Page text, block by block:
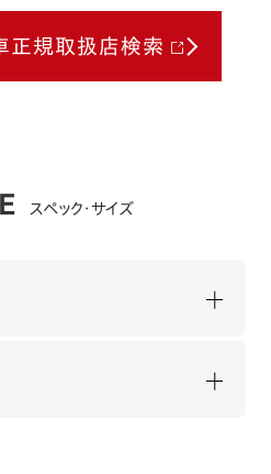
正規取扱店検索
スペック・サイズ